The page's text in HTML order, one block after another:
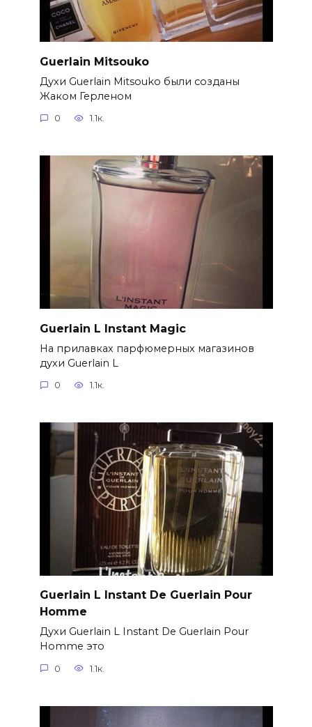
Guerlain Mitsouko
Духи Guerlain Mitsouko были созданы
Жаком Герленом
0 1.1к.
Guerlain L Instant Magic
На прилавках парфюмерных магазинов
духи Guerlain L
0 1.1к.
Guerlain L Instant De Guerlain Pour
Homme
Духи Guerlain L Instant De Guerlain Pour
Homme это
0 1.1к.